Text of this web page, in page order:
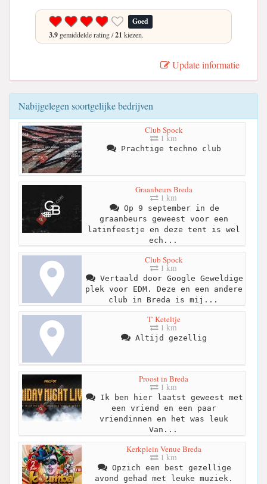
Goed
3.9 gemiddelde rating /21 kiezen.
Update informatie
Nabijgelegen soortgelijke bedrijven
Club Spock
1 km
Prachtige techno club
Graanbeurs Breda
1 km
Op 9 september in de
graanbeurs geweest voor een
latinfeestje en deze tent is wel
ech...
Club Spock
1 km
Vertaald door Google Geweldige
plek voor EDM. Deze en een andere
club in Breda is mij...
T' Keteltje
1 km
Altijd gezellig
Proost in Breda
1 km
Ik ben hier laatst geweest met
een vriend en een paar
vriendinnen en het was leuk
Van...
Kerkplein Venue Breda
1 km
Opzich een best gezellige
avond gehad met leuke muziek.